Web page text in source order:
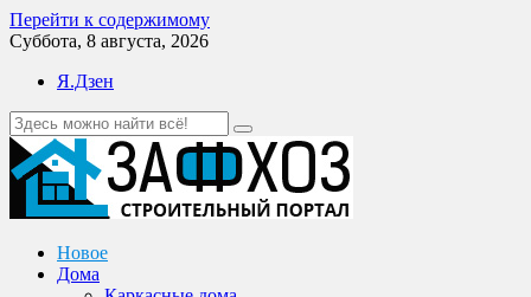
Перейти к содержимому
Суббота, 8 августа, 2026
Я.Дзен
Новое
Дома